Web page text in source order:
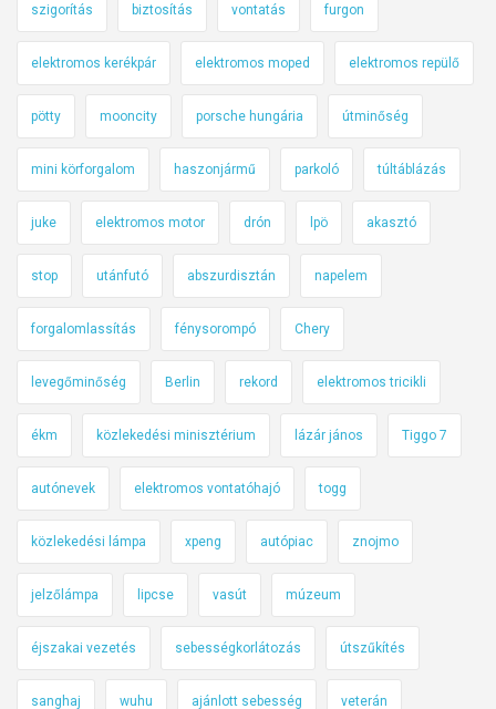
szigorítás biztosítás vontatás furgon
elektromos kerékpár elektromos moped elektromos repülő
pötty mooncity porsche hungária útminőség
mini körforgalom haszonjármű parkoló túltáblázás
juke elektromos motor drón lpö akasztó
stop utánfutó abszurdisztán napelem
forgalomlassítás fénysorompó Chery
levegőminőség Berlin rekord elektromos tricikli
ékm közlekedési minisztérium lázár jános Tiggo 7
autónevek elektromos vontatóhajó togg
közlekedési lámpa xpeng autópiac znojmo
jelzőlámpa lipcse vasút múzeum
éjszakai vezetés sebességkorlátozás útszűkítés
sanghaj wuhu ajánlott sebesség veterán